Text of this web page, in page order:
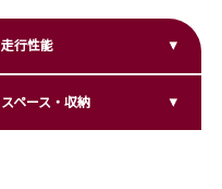
走行性能
スペース・収納